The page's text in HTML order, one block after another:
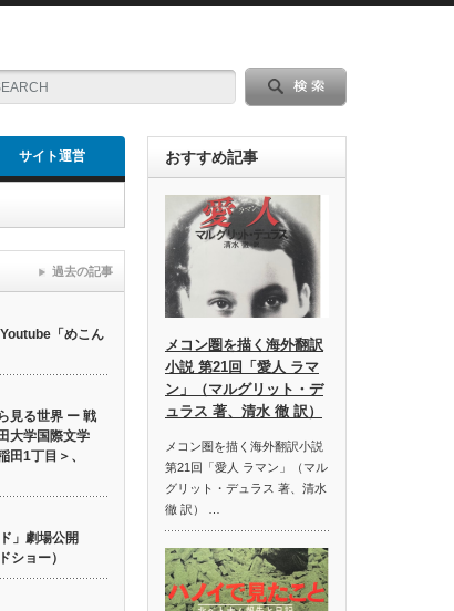
サイト運営
「めこん
見る世界 ー 戦
大学国際文学
田1丁目＞、
」劇場公開
ショー）
過去の記事
おすすめ記事
メコン圏を描く海外翻訳
小説 第21回「愛人 ラマ
ン」（マルグリット・デ
ュラス 著、清水 徹 訳）
メコン圏を描く海外翻訳小説
第21回「愛人 ラマン」（マル
グリット・デュラス 著、清水
徹 訳） …